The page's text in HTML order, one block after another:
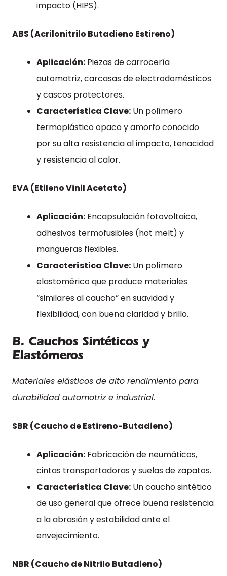
impacto (HIPS).
ABS (Acrilonitrilo Butadieno Estireno)
Aplicación: Piezas de carrocería
automotriz, carcasas de electrodomésticos
y cascos protectores.
Característica Clave: Un polímero
termoplástico opaco y amorfo conocido
por su alta resistencia al impacto, tenacidad
y resistencia al calor.
EVA (Etileno Vinil Acetato)
Aplicación: Encapsulación fotovoltaica,
adhesivos termofusibles (hot melt) y
mangueras flexibles.
Característica Clave: Un polímero
elastomérico que produce materiales
“similares al caucho” en suavidad y
flexibilidad, con buena claridad y brillo.
B. Cauchos Sintéticos y
Elastómeros
Materiales elásticos de alto rendimiento para
durabilidad automotriz e industrial.
SBR (Caucho de Estireno-Butadieno)
Aplicación: Fabricación de neumáticos,
cintas transportadoras y suelas de zapatos.
Característica Clave: Un caucho sintético
de uso general que ofrece buena resistencia
a la abrasión y estabilidad ante el
envejecimiento.
NBR (Caucho de Nitrilo Butadieno)